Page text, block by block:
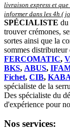
livraison express et
informer dans les 4h (
SPÉCIALISTE du
trouver crémones,
sortes ainsi que la
sommes distributeur
FERCOMATIC,
BKS, ABUS,
Fichet, CIB,
spécialiste de la
Des spécialiste du
d'expérience pour
Nos services: